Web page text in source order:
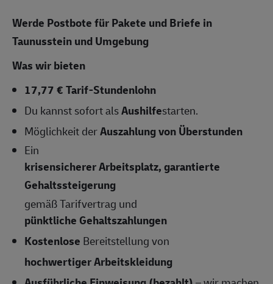
Werde Postbote für Pakete und Briefe in
Taunusstein und Umgebung
Was wir bieten
17,77 € Tarif-Stundenlohn
Du kannst sofort alsAushilfestarten.
Möglichkeit derAuszahlung von Überstunden
Ein
krisensicherer Arbeitsplatz, garantierte
Gehaltssteigerung
gemäß Tarifvertrag und
pünktliche Gehaltszahlungen
Kostenlose Bereitstellung von
hochwertiger Arbeitskleidung